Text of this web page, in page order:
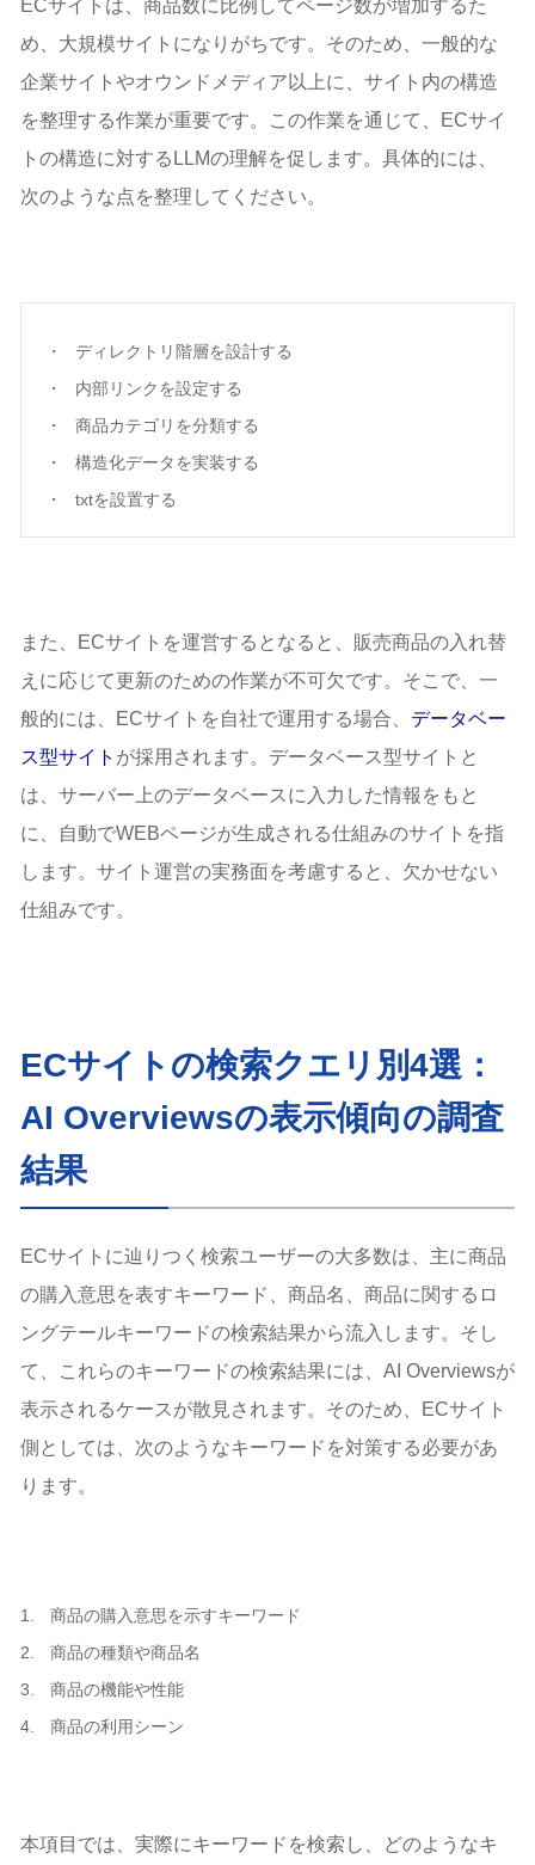
ECサイトは、商品数に比例してページ数が増加するた
め、大規模サイトになりがちです。そのため、一般的な
企業サイトやオウンドメディア以上に、サイト内の構造
を整理する作業が重要です。この作業を通じて、ECサイ
トの構造に対するLLMの理解を促します。具体的には、
次のような点を整理してください。
ディレクトリ階層を設計する
内部リンクを設定する
商品カテゴリを分類する
構造化データを実装する
txtを設置する
また、ECサイトを運営するとなると、販売商品の入れ替
えに応じて更新のための作業が不可欠です。そこで、一
般的には、ECサイトを自社で運用する場合、 データベー
ス型サイト が採用されます。データベース型サイトと
は、サーバー上のデータベースに入力した情報をもと
に、自動でWEBページが生成される仕組みのサイトを指
します。サイト運営の実務面を考慮すると、欠かせない
仕組みです。
ECサイトの検索クエリ別4選：
AI Overviewsの表示傾向の調査
結果
ECサイトに辿りつく検索ユーザーの大多数は、主に商品
の購入意思を表すキーワード、商品名、商品に関するロ
ングテールキーワードの検索結果から流入します。そし
て、これらのキーワードの検索結果には、AI Overviewsが
表示されるケースが散見されます。そのため、ECサイト
側としては、次のようなキーワードを対策する必要があ
ります。
商品の購入意思を示すキーワード
商品の種類や商品名
商品の機能や性能
商品の利用シーン
本項目では、実際にキーワードを検索し、どのようなキ